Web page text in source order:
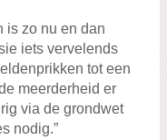
is zo nu en dan
iets vervelends
tot een
meerderheid er
via de grondwet
nodig.”